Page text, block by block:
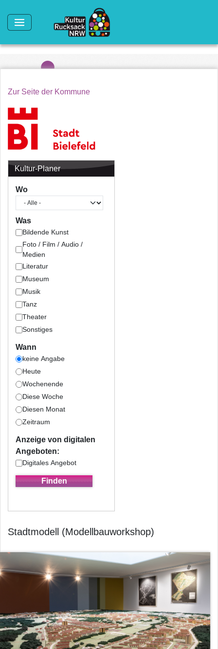
Zur Seite der Kommune
Kultur-Planer
Wo
Was
Bildende Kunst
Foto / Film / Audio /
Medien
Literatur
Museum
Musik
Tanz
Theater
Sonstiges
Wann
keine Angabe
Heute
Wochenende
Diese Woche
Diesen Monat
Zeitraum
Anzeige von digitalen
Angeboten:
Digitales Angebot
Stadtmodell (Modellbauworkshop)